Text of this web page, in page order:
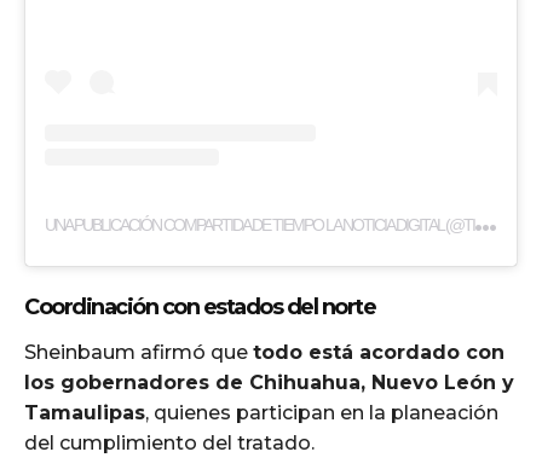
U
NA PUBLICACIÓN COMPARTIDA DE TIEMPO LA NOTICIA DIGITAL (@TIEMPO.COM.MX)
Coordinación con estados del norte
Sheinbaum afirmó que todo está acordado con
los gobernadores de Chihuahua, Nuevo León y
Tamaulipas, quienes participan en la planeación
del cumplimiento del tratado.